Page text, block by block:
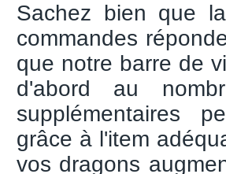
Sachez bien que
commandes
que notre barre de
d'abord au
supplémentaires
grâce à l'item
vos dragons